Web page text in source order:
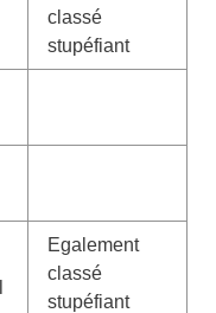
classé
stupéfiant
Egalement
classé
stupéfiant